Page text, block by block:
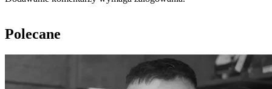
Polecane